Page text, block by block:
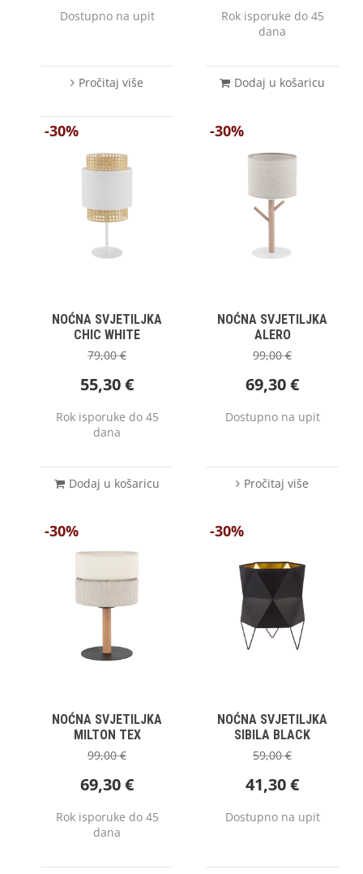
Dostupno na upit
Pročitaj više
Rok isporuke do 45
dana
Dodaj u košaricu
-30%
NOĆNA SVJETILJKA
CHIC WHITE
79,00€
55,30€
Rok isporuke do 45
dana
Dodaj u košaricu
-30%
NOĆNA SVJETILJKA
ALERO
99,00€
69,30€
Dostupno na upit
Pročitaj više
-30%
NOĆNA SVJETILJKA
MILTON TEX
99,00€
69,30€
Rok isporuke do 45
dana
-30%
NOĆNA SVJETILJKA
SIBILA BLACK
59,00€
41,30€
Dostupno na upit